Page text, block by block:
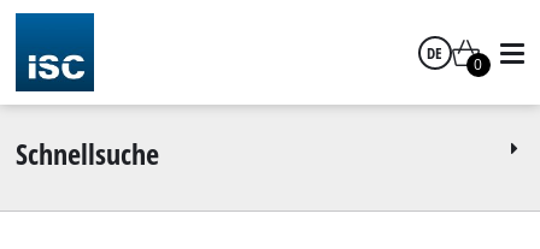
DE
0
Schnellsuche